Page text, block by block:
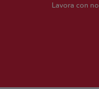
Lavora con